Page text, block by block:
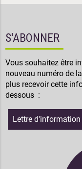
S'ABONNER
Vous souhaitez être
nouveau numéro de
plus recevoir cette
dessous :
Lettre d'information